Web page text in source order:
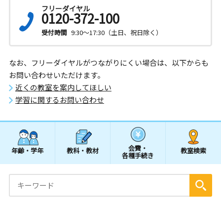
フリーダイヤル
0120-372-100
受付時間 9:30～17:30（土日、祝日除く）
なお、フリーダイヤルがつながりにくい場合は、以下からも
お問い合わせいただけます。
近くの教室を案内してほしい
学習に関するお問い合わせ
年齢・学年 教科・教材 会費・
各種手続き
教室検索